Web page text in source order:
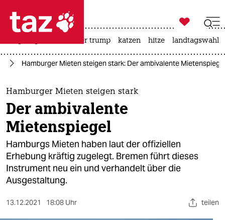
 taz zahl ich
taz zahl ich
themen
politik
öko
gesellschaft
kultur
sport

taz zahl ich
usa unter trump katzen hitze landtagswahl
Hamburger Mieten steigen stark: Der ambivalente Mietenspiegel
Hamburger Mieten steigen stark
Der ambivalente
Mietenspiegel
Hamburgs Mieten haben laut der offiziellen
Erhebung kräftig zugelegt. Bremen führt dieses
Instrument neu ein und verhandelt über die
Ausgestaltung.
13.12.2021 18:08 Uhr teilen